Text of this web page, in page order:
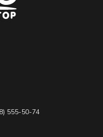
555-50-74